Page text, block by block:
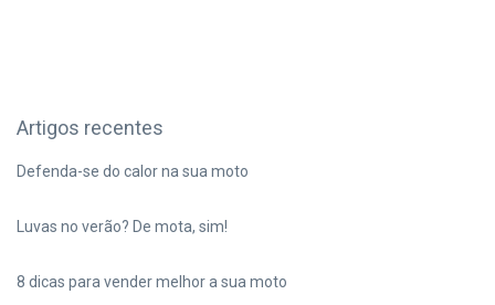
Artigos recentes
Defenda-se do calor na sua moto
Luvas no verão? De mota, sim!
8 dicas para vender melhor a sua moto